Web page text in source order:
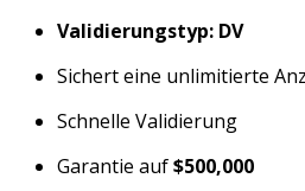
Validierungstyp: DV
Sichert eine unlimitierte
Schnelle Validierung
Garantie auf$500,000